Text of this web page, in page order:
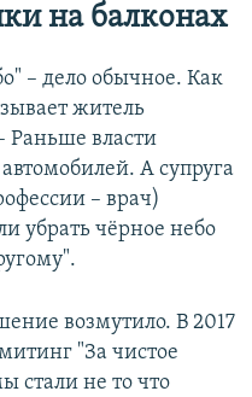
на балконах
– дело обычное. Как
житель
Раньше власти
А супруга
– врач)
убрать чёрное небо
возмутило. В 2017
"За чистое
стали не то что